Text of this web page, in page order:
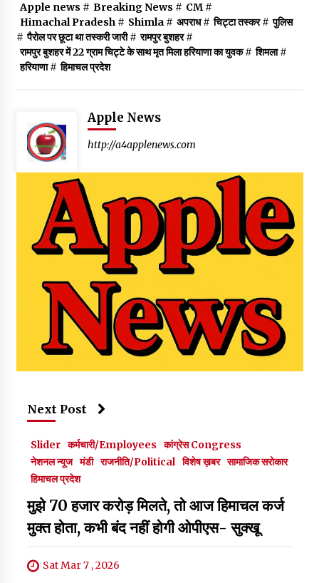
Apple news # Breaking News # CM#
Himachal Pradesh # Shimla# अपराध# चिट्टा तस्कर# पुलिस
# पैरोल पर छूटा था तस्करी जारी# रामपुर बुशहर#
रामपुर बुशहर में 22 ग्राम चिट्टे के साथ मृत मिला हरियाणा का युवक# शिमला#
हरियाणा# हिमाचल प्रदेश
Apple News
http://a4applenews.com
Next Post
Slider कर्मचारी/Employees कांग्रेस Congress
नेशनल न्यूज मंडी राजनीति/Political विशेष ख़बर सामाजिक सरोकार
हिमाचल प्रदेश
मुझे 70 हजार करोड़ मिलते, तो आज हिमाचल कर्ज
मुक्त होता, कभी बंद नहीं होगी ओपीएस- सुक्खू
Sat Mar 7 , 2026